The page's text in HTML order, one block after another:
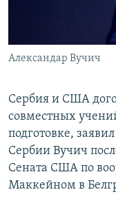
ПОБЕДИТЕЛЕЙ НЕ
КРЫМ.НЕПОКОРЕННЫЙ
ELIFBE
Все сайты RFE/
Александар Вучич
Сербия и США
совместных
подготовке,
Сербии Вучич
Сената США по
Маккейном в